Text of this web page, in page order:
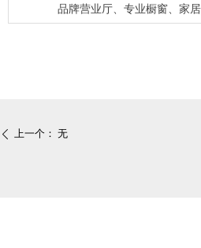
品牌营业厅、专业橱窗、家居照
ꄴ 上一个： 无